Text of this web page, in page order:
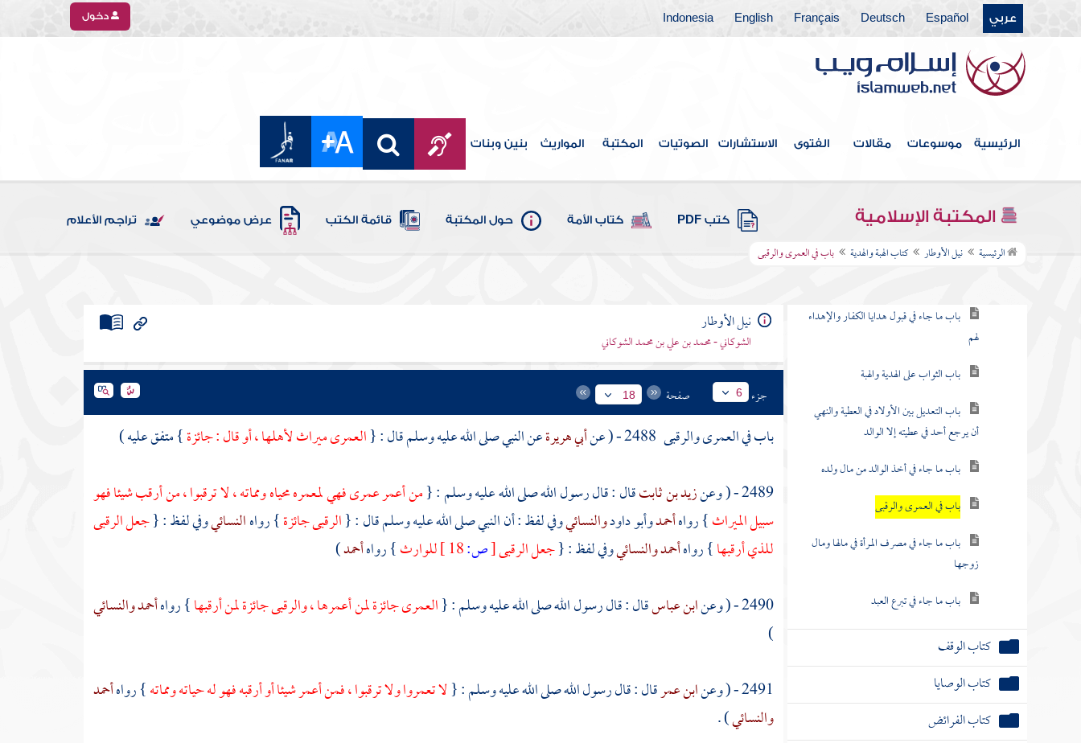
عربي Español
Deutsch
Français
English
Indonesia دخول
الرئيسية موسوعات مقالات الفتوى الاستشارات الصوتيات المكتبة المواريث بنين وبنات
المكتبة الإسلامية كتب PDF كتاب الأمة حول المكتبة قائمة الكتب عرض موضوعي تراجم الأعلام
الرئيسية نيل الأوطار كتاب الهبة والهدية باب في العمرى والرقبى
كتاب الوديعة والعارية
كتاب إحياء الموات
كتاب الغصب والضمانات
كتاب الشفعة
كتاب اللقطة
كتاب الهبة والهدية
باب ما جاء في قبول هدايا الكفار والإهداء
لهم
باب الثواب على الهدية والهبة
باب التعديل بين الأولاد في العطية والنهي
أن يرجع أحد في عطيته إلا الوالد
باب ما جاء في أخذ الوالد من مال ولده
باب في العمرى والرقبى
باب ما جاء في مصرف المرأة في مالها ومال
زوجها
باب ما جاء في تبرع العبد
كتاب الوقف
كتاب الوصايا
كتاب الفرائض
نيل الأوطار
الشوكاني - محمد بن علي بن محمد الشوكاني
جزء 6 صفحة 18
باب في العمرى والرقبى أبي هريرةعن النبي صلى الله عليه وسلم قال : {العمرى ميراث لأهلها ، أو قال : جائزة} متفق عليه )
2489 - ( وعن
زيد بن ثابتقال : قال رسول الله صلى الله عليه وسلم : {من أعمر عمرى فهي لمعمره محياه ومماته ، لا ترقبوا ، من أرقب شيئا فهو
سبيل الميراث} رواهأحمدوأبو داودوالنسائيوفي لفظ : أن النبي صلى الله عليه وسلم قال : {الرقبى جائزة} رواهالنسائيوفي لفظ : {جعل الرقبى
للذي أرقبها} رواهأحمدوالنسائيوفي لفظ : {جعل الرقبى[ص: للوارث} رواهأحمد)
2490 - ( وعن
ابن عباسقال : قال رسول الله صلى الله عليه وسلم : {العمرى جائزة لمن أعمرها ، والرقبى جائزة لمن أرقبها} رواهأحمدوالنسائي
)
2491 - ( وعن
ابن عمرقال : قال رسول الله صلى الله عليه وسلم : {لا تعمروا ولا ترقبوا ، فمن أعمر شيئا أو أرقبه فهو له حياته ومماته} رواهأحمد
والنسائي) .